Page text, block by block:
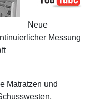
Neue
Messung
Matratzen und